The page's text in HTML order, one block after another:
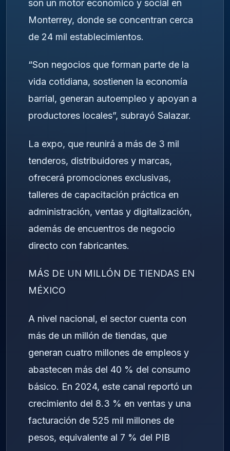
son un motor económico y social en
Monterrey, donde se concentran cerca
de 24 mil establecimientos.
“Son negocios que forman parte de la
vida cotidiana, sostienen la economía
barrial, generan autoempleo y apoyan a
productores locales”, subrayó Salazar.
La expo, que reunirá a más de 3 mil
tenderos, distribuidores y marcas,
ofrecerá promociones exclusivas,
talleres de capacitación práctica en
administración, ventas y digitalización,
además de encuentros de negocio
directo con fabricantes.
MÁS DE UN MILLÓN DE TIENDAS EN
MÉXICO
A nivel nacional, el sector cuenta con
más de un millón de tiendas, que
generan cuatro millones de empleos y
abastecen más del 40 % del consumo
básico. En 2024, este canal reportó un
crecimiento del 8.3 % en ventas y una
facturación de 525 mil millones de
pesos, equivalente al 7 % del PIB